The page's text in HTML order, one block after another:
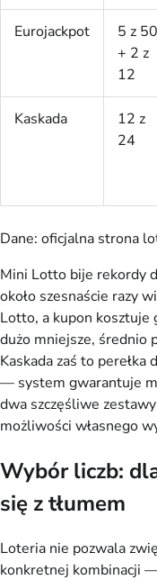
Eurojackpot
5 z 50
+ 2 z
12
Kaskada
12 z
24
Dane: oficjalna strona
Mini Lotto bije rekordy
około szesnaście razy
Lotto, a kupon kosztuje
dużo mniejsze, średnio
Kaskada zaś to
— system gwarantuje
dwa szczęśliwe
możliwości własnego
Wybór liczb:
się z tłumem
Loteria nie pozwala
konkretnej kombinacji